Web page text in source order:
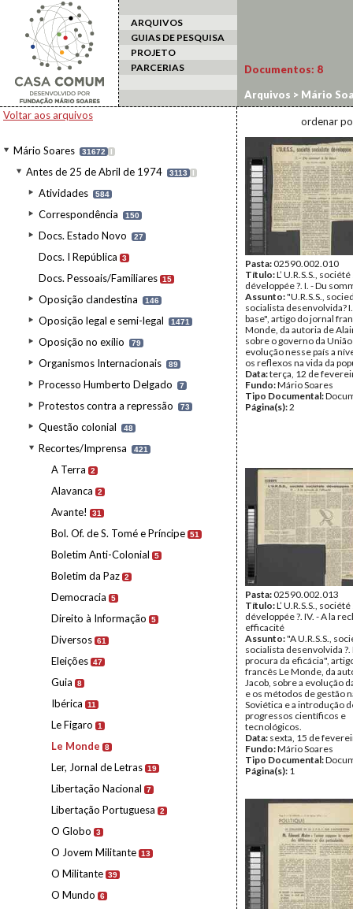
ARQUIVOS
GUIAS DE PESQUISA
PROJETO
PARCERIAS
Voltar aos arquivos
Mário Soares 31672 I
Antes de 25 de Abril de 1974 3113 I
Atividades 584
Correspondência 150
Docs. Estado Novo 27
Docs. I República 3
Docs. Pessoais/Familiares 15
Oposição clandestina 146
Oposição legal e semi-legal 1471
Oposição no exílio 79
Organismos Internacionais 89
Processo Humberto Delgado 7
Protestos contra a repressão 73
Questão colonial 48
Recortes/Imprensa 421
A Terra 2
Alavanca 2
Avante! 31
Bol. Of. de S. Tomé e Príncipe 51
Boletim Anti-Colonial 5
Boletim da Paz 2
Democracia 5
Direito à Informação 5
Diversos 61
Eleições 47
Guia 8
Ibérica 11
Le Figaro 1
Le Monde 8
Ler, Jornal de Letras 19
Libertação Nacional 7
Libertação Portuguesa 2
O Globo 3
O Jovem Militante 13
O Militante 39
O Mundo 6
Documentos: 8
Arquivos > Mário
ordenar
Pasta:02590.002.010
Título:L’ U.R.S.S.,
développée ?. I. - Du
Assunto:"U.R.S.S.,
socialista desenvolvida?
base", artigo do jornal
Monde, da autoria de
sobre o governo da
evolução nesse país a
os reflexos na vida da
Data:terça, 12 de
Fundo:Mário Soares
Tipo Documental:
Página(s):2
Pasta:02590.002.013
Título:L’ U.R.S.S.,
développée ?. IV. - A la
efficacité
Assunto:"A U.R.S.S.,
socialista desenvolvida ?.
procura da eficácia",
francês Le Monde, da
Jacob, sobre a evolução
e os métodos de gestão
Soviética e a introdução
progressos científicos e
tecnológicos.
Data: sexta, 15 de
Fundo:Mário Soares
Tipo Documental:
Página(s): 1